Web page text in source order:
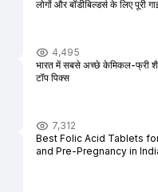
लोगों और बॉडीबिल्डर्स के लिए पूरी
4,495
भारत में सबसे अच्छे केमिकल-फ्री
टॉप पिक्स
7,312
Best Folic Acid Tablets
and Pre-Pregnancy in